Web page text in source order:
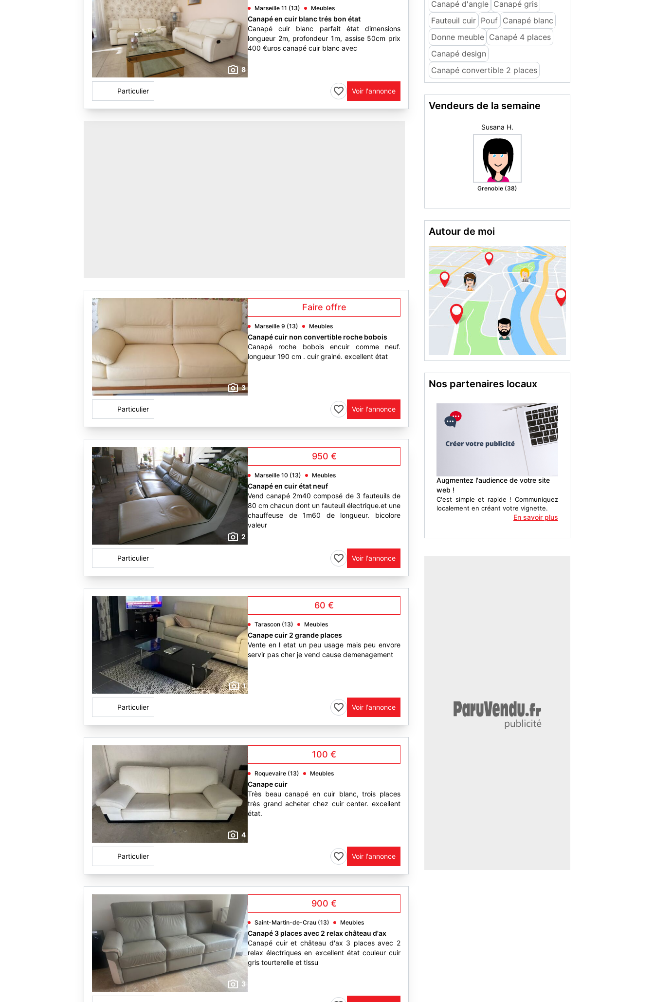
8
Marseille 11 (13) Meubles
Canapé en cuir blanc trés bon état
Canapé cuir blanc parfait état dimensions
longueur 2m, profondeur 1m, assise 50cm prix
400 €uros canapé cuir blanc avec
Particulier Voir l'annonce
3
Faire offre
Marseille 9 (13) Meubles
Canapé cuir non convertible roche bobois
Canapé roche bobois encuir comme neuf.
longueur 190 cm . cuir grainé. excellent état
Particulier Voir l'annonce
2
950 €
Marseille 10 (13) Meubles
Canapé en cuir état neuf
Vend canapé 2m40 composé de 3 fauteuils de
80 cm chacun dont un fauteuil électrique.et une
chauffeuse de 1m60 de longueur. bicolore
valeur
Particulier Voir l'annonce
1
60 €
Tarascon (13) Meubles
Canape cuir 2 grande places
Vente en l etat un peu usage mais peu envore
servir pas cher je vend cause demenagement
Particulier Voir l'annonce
4
100 €
Roquevaire (13) Meubles
Canape cuir
Très beau canapé en cuir blanc, trois places
très grand acheter chez cuir center. excellent
état.
Particulier Voir l'annonce
3
900 €
Saint-Martin-de-Crau (13) Meubles
Canapé 3 places avec 2 relax château d'ax
Canapé cuir et château d'ax 3 places avec 2
relax électriques en excellent état couleur cuir
gris tourterelle et tissu
Canapé d'angle Canapé gris
Fauteuil cuir Pouf Canapé blanc
Donne meuble Canapé 4 places
Canapé design
Canapé convertible 2 places
Vendeurs de la semaine
labuche89
Montargis (45)
Autour de moi
Nos partenaires locaux
Augmentez l'audience de votre site
web !
C'est simple et rapide ! Communiquez
localement en créant votre vignette.
En savoir plus